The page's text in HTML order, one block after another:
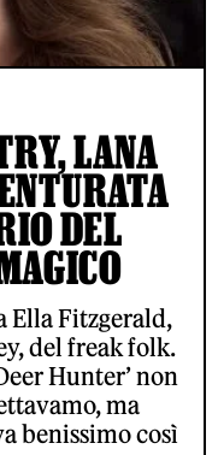
LANA
DEL
Ella Fitzgerald,
del freak folk.
Hunter’ non
ma
benissimo così